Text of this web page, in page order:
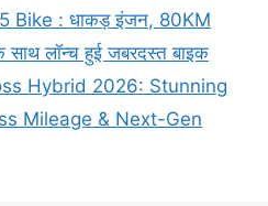
Bike : धाकड़ इंजन, 80KM
लॉन्च हुई जबरदस्त बाइक
Hybrid 2026: Stunning
Mileage & Next-Gen